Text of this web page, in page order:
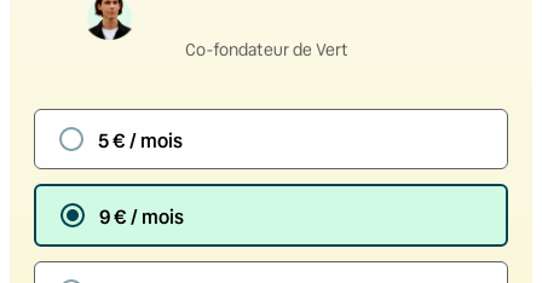
Co-fondateur de Vert
5 € / mois
9 € / mois